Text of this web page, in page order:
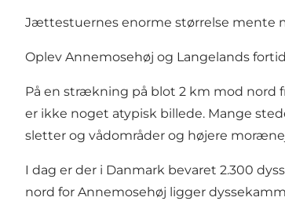
Jættestuernes enorme størrelse mente
Oplev Annemosehøj og Langelands
På en strækning på blot 2 km mod nord
er ikke noget atypisk billede. Mange
sletter og vådområder og højere
I dag er der i Danmark bevaret 2.300
nord for Annemosehøj ligger